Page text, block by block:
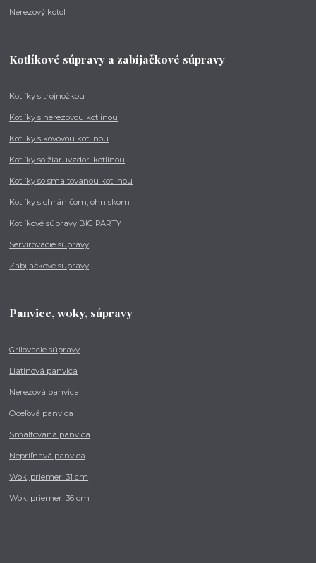
Nerezový kotol
Kotlíkové súpravy a zabíjačkové súpravy
Kotlíky s trojnožkou
Kotlíky s nerezovou kotlinou
Kotlíky s kovovou kotlinou
Kotlíky so žiaruvzdor. kotlinou
Kotlíky so smaltovanou kotlinou
Kotlíky s chráničom, ohniskom
Kotlíkové súpravy BIG PARTY
Servírovacie súpravy
Zabíjačkové súpravy
Panvice, woky, súpravy
Grilovacie súpravy
Liatinová panvica
Nerezová panvica
Oceľová panvica
Smaltovaná panvica
Nepriľnavá panvica
Wok, priemer: 31 cm
Wok, priemer: 36 cm